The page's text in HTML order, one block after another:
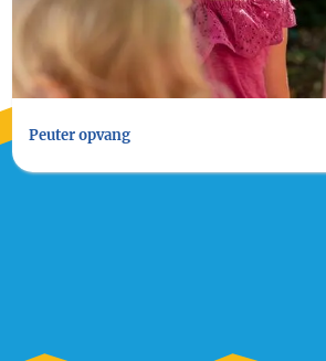
Image Peuter opvang
Peuter opvang